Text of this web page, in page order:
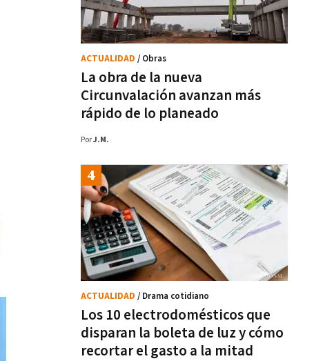
La obra de la nueva
Circunvalación avanzan más
rápido de lo planeado
ACTUALIDAD / Obras
PorJ.M.
Los 10 electrodomésticos que
disparan la boleta de luz y cómo
recortar el gasto a la mitad
ACTUALIDAD / Drama cotidiano